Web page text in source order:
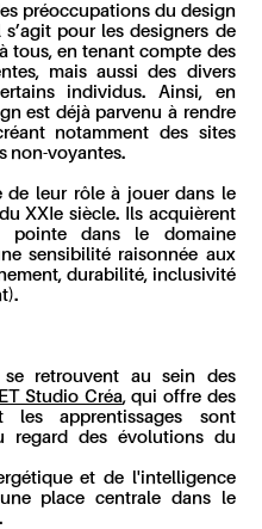
préoccupations du design
pour les designers de
tous, en tenant compte des
mais aussi des divers
individus. Ainsi, en
est déjà parvenu à rendre
notamment des sites
non-voyantes.
de leur rôle à jouer dans le
XXIe siècle. Ils acquièrent
pointe dans le domaine
sensibilité raisonnée aux
durabilité, inclusivité
retrouvent au sein des
Studio Créa, qui offre des
les apprentissages sont
regard des évolutions du
et de l'intelligence
place centrale dans le